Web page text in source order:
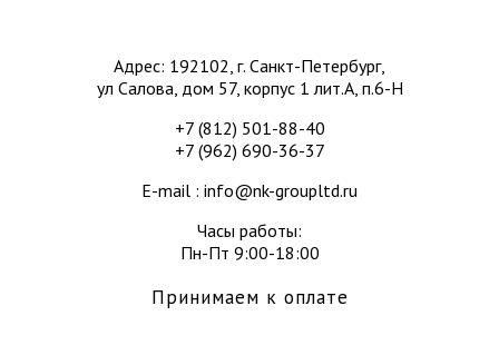
Адрес: 192102, г. Санкт-Петербург,
ул Салова, дом 57, корпус 1 лит.А, п.6-Н
+7 (812) 501-88-40
+7 (962) 690-36-37
E-mail : info@nk-groupltd.ru
Часы работы:
Пн-Пт 9:00-18:00
Принимаем к оплате